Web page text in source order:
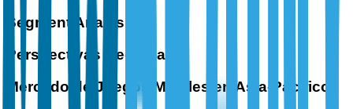
Segment Analysis
Perspectivas Regionales
Mercado de Juegos Móviles en Asia-Pacífico